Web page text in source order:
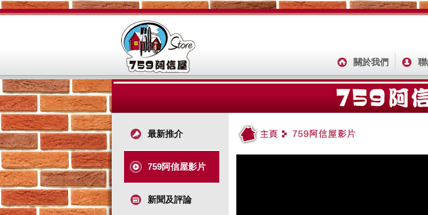
關於我們
最新推介
759阿信屋影片
新聞及評論